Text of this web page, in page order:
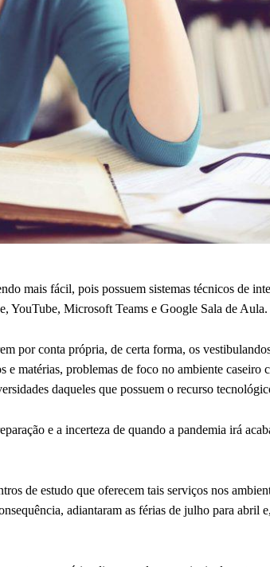
mais fácil, pois possuem sistemas técnicos de
YouTube, Microsoft Teams e Google Sala de Aula.
por conta própria, de certa forma, os
e matérias, problemas de foco no ambiente caseiro
daqueles que possuem o recurso
e a incerteza de quando a pandemia irá
de estudo que oferecem tais serviços nos
adiantaram as férias de julho para abril